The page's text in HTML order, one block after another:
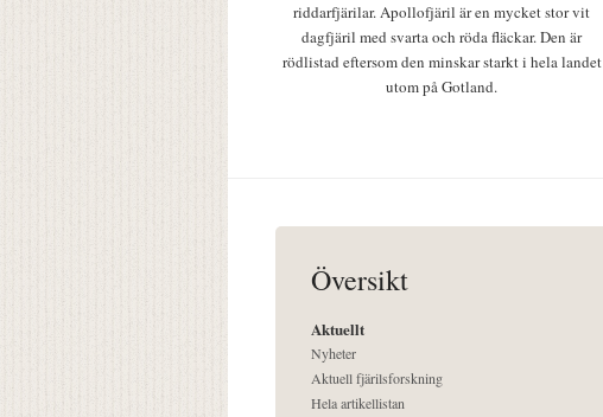
riddarfjärilar. Apollofjäril är en mycket stor vit
dagfjäril med svarta och röda fläckar. Den är
rödlistad eftersom den minskar starkt i hela landet
utom på Gotland.
Översikt
Aktuellt
Nyheter
Aktuell fjärilsforskning
Hela artikellistan